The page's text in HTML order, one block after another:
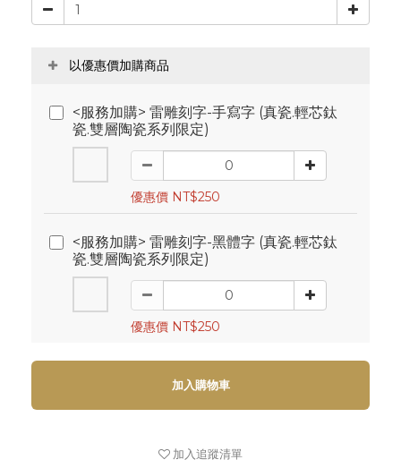
以優惠價加購商品
<服務加購> 雷雕刻字-手寫字 (真瓷.輕芯鈦
瓷.雙層陶瓷系列限定)
優惠價 NT$250
<服務加購> 雷雕刻字-黑體字 (真瓷.輕芯鈦
瓷.雙層陶瓷系列限定)
優惠價 NT$250
加入購物車
加入追蹤清單